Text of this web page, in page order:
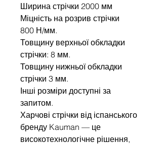
Ширина стрічки 2000 мм
Міцність на розрив стрічки
800 Н/мм.
Товщину верхньої обкладки
стрічки: 8 мм.
Товщину нижньої обкладки
стрічки 3 мм.
Інші розміри доступні за
запитом.
Харчові стрічки від іспанського
бренду Kauman — це
високотехнологічне рішення,